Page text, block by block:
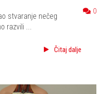
0
stvaranje nečeg
razvili ...
Čitaj dalje